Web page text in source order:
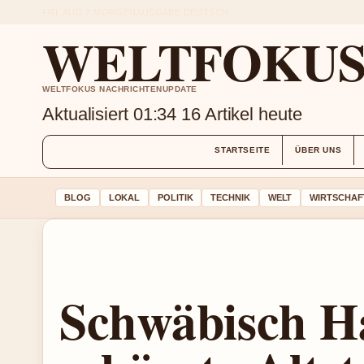
WELTFOKUS NACHRICHTENUPDATE
Aktualisiert 01:34 16 Artikel heute
STARTSEITE ÜBER UNS
BLOG LOKAL POLITIK TECHNIK WELT
Schwäbisch